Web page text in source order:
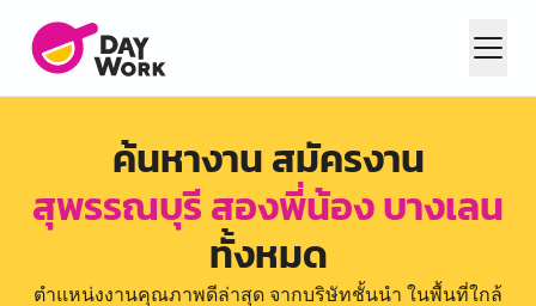
ค้นหางาน สมัครงาน
สุพรรณบุรี สองพี่น้อง บางเลน
ทั้งหมด
ตำแหน่งงานคุณภาพดีล่าสุด จากบริษัทชั้นนำ ในพื้นที่ใกล้